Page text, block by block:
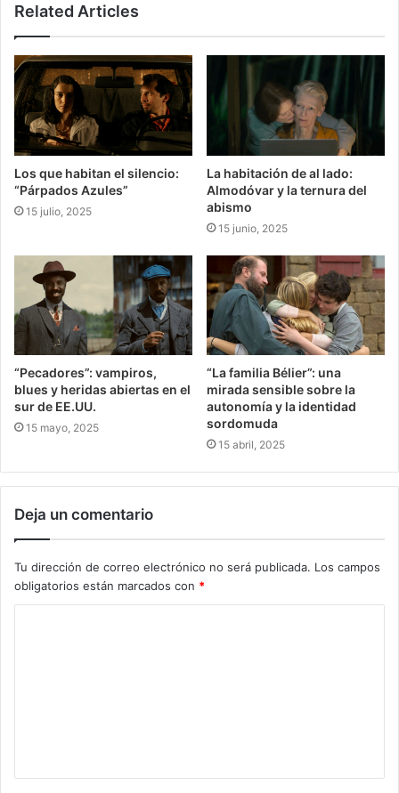
Related Articles
Los que habitan el silencio:
“Párpados Azules”
15 julio, 2025
La habitación de al lado:
Almodóvar y la ternura del
abismo
15 junio, 2025
“Pecadores”: vampiros,
blues y heridas abiertas en el
sur de EE.UU.
15 mayo, 2025
“La familia Bélier”: una
mirada sensible sobre la
autonomía y la identidad
sordomuda
15 abril, 2025
Deja un comentario
Tu dirección de correo electrónico no será publicada. Los campos
obligatorios están marcados con *